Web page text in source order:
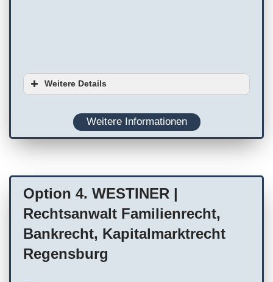
Weitere Details
Ausstattung
Rollstuhlgerechter Parkplatz
Rollstuhlgerechtes WC
WC
Terminvereinbarung empfohlen
Weitere Informationen
Option 4. WESTINER |
Rechtsanwalt Familienrecht,
Bankrecht, Kapitalmarktrecht
Regensburg